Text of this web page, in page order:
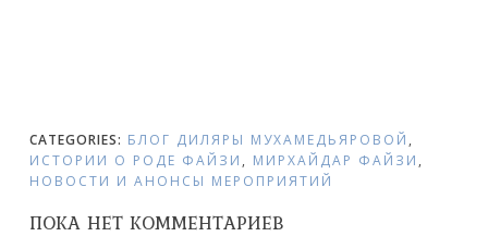
CATEGORIES: БЛОГ ДИЛЯРЫ МУХАМЕДЬЯРОВОЙ ,
ИСТОРИИ О РОДЕ ФАЙЗИ , МИРХАЙДАР ФАЙЗИ ,
НОВОСТИ И АНОНСЫ МЕРОПРИЯТИЙ
ПОКА НЕТ КОММЕНТАРИЕВ